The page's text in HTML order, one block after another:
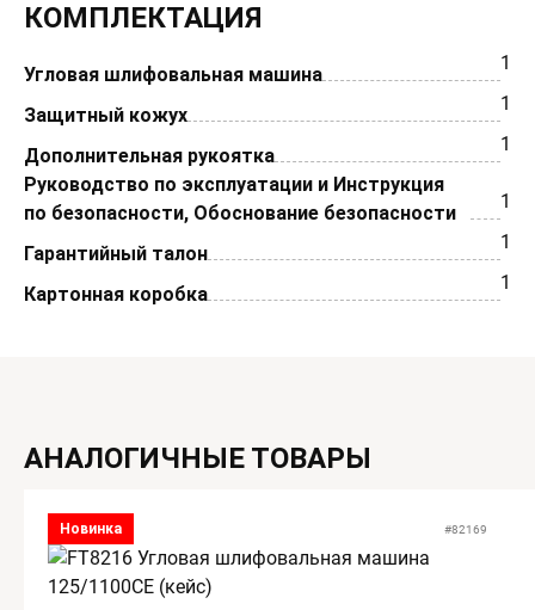
КОМПЛЕКТАЦИЯ
Угловая шлифовальная машина
1
Защитный кожух
1
Дополнительная рукоятка
1
Руководство по эксплуатации и Инструкция
по безопасности, Обоснование безопасности
1
Гарантийный талон
1
Картонная коробка
1
АНАЛОГИЧНЫЕ ТОВАРЫ
Новинка #82169